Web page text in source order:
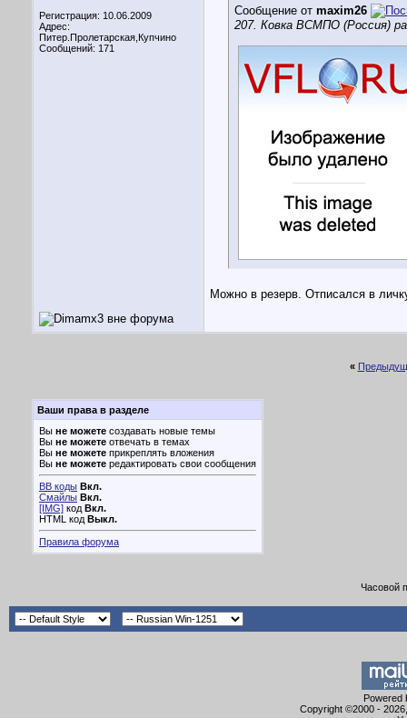
Регистрация: 10.06.2009
Адрес:
Питер.Пролетарская,Купчино
Сообщений: 171
Сообщение от maxim26
207. Ковка ВСМПО (Россия)
Можно в резерв. Отписался в
«
Ваши права в разделе
Вы не можете создавать новые темы
Вы не можете отвечать в темах
Вы не можете прикреплять вложения
Вы не можете редактировать свои сообщения
BB коды Вкл.
Смайлы Вкл.
[IMG] код Вкл.
HTML код Выкл.
Правила форума
Часовой
Powered
Copyright ©2000 -